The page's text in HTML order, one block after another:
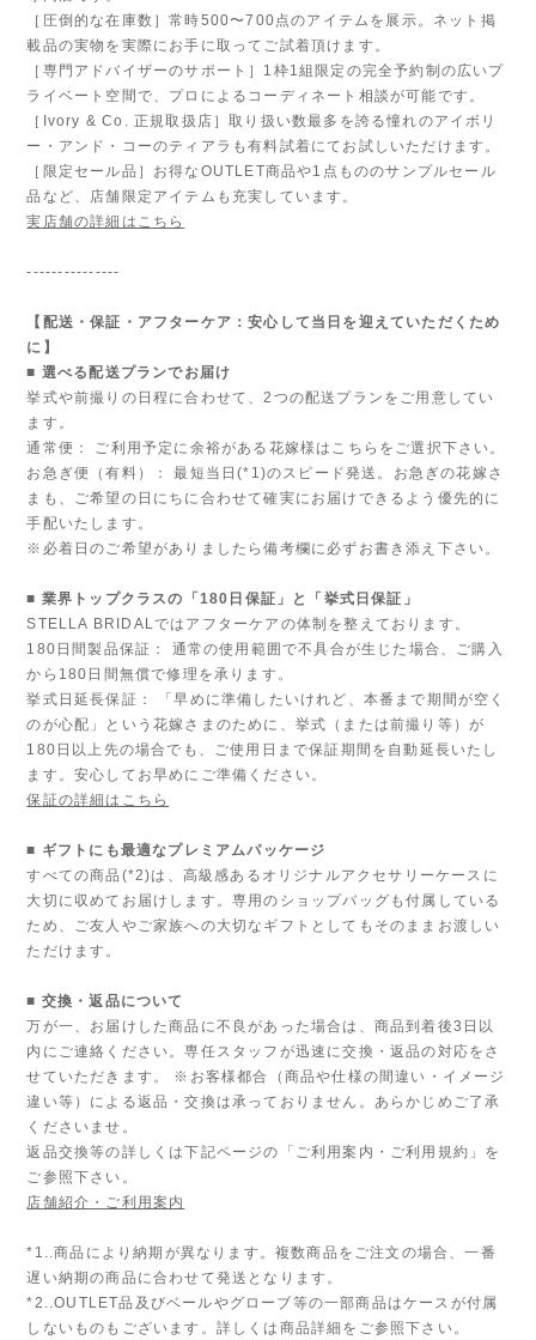
［圧倒的な在庫数］常時500〜700点のアイテムを展示。ネット掲
載品の実物を実際にお手に取ってご試着頂けます。
［専門アドバイザーのサポート］1枠1組限定の完全予約制の広いプ
ライベート空間で、プロによるコーディネート相談が可能です。
［Ivory & Co. 正規取扱店］取り扱い数最多を誇る憧れのアイボリ
ー・アンド・コーのティアラも有料試着にてお試しいただけます。
［限定セール品］お得なOUTLET商品や1点もののサンプルセール
品など、店舗限定アイテムも充実しています。
実店舗の詳細はこちら
---------------
【配送・保証・アフターケア：安心して当日を迎えていただくため
に】
■ 選べる配送プランでお届け
挙式や前撮りの日程に合わせて、2つの配送プランをご用意してい
ます。
通常便： ご利用予定に余裕がある花嫁様はこちらをご選択下さい。
お急ぎ便（有料）： 最短当日(*1)のスピード発送。お急ぎの花嫁さ
まも、ご希望の日にちに合わせて確実にお届けできるよう優先的に
手配いたします。
※必着日のご希望がありましたら備考欄に必ずお書き添え下さい。
■ 業界トップクラスの「180日保証」と「挙式日保証」
STELLA BRIDALではアフターケアの体制を整えております。
180日間製品保証： 通常の使用範囲で不具合が生じた場合、ご購入
から180日間無償で修理を承ります。
挙式日延長保証： 「早めに準備したいけれど、本番まで期間が空く
のが心配」という花嫁さまのために、挙式（または前撮り等）が
180日以上先の場合でも、ご使用日まで保証期間を自動延長いたし
ます。安心してお早めにご準備ください。
保証の詳細はこちら
■ ギフトにも最適なプレミアムパッケージ
すべての商品(*2)は、高級感あるオリジナルアクセサリーケースに
大切に収めてお届けします。専用のショップバッグも付属している
ため、ご友人やご家族への大切なギフトとしてもそのままお渡しい
ただけます。
■ 交換・返品について
万が一、お届けした商品に不良があった場合は、商品到着後3日以
内にご連絡ください。専任スタッフが迅速に交換・返品の対応をさ
せていただきます。 ※お客様都合（商品や仕様の間違い・イメージ
違い等）による返品・交換は承っておりません。あらかじめご了承
くださいませ。
返品交換等の詳しくは下記ページの「ご利用案内・ご利用規約」を
ご参照下さい。
店舗紹介・ご利用案内
*1..商品により納期が異なります。複数商品をご注文の場合、一番
遅い納期の商品に合わせて発送となります。
*2..OUTLET品及びベールやグローブ等の一部商品はケースが付属
しないものもございます。詳しくは商品詳細をご参照下さい。